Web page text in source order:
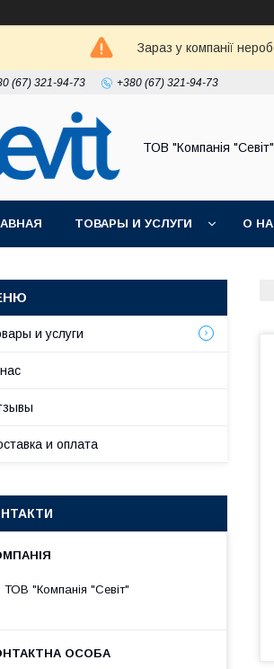
Зараз у компанії
(67) 321-94-73 +380 (67) 321-94-73
ТОВ "Компанія "Севіт"
ТОВАРЫ И УСЛУГИ О
и услуги
и оплата
ТОВ "Компанія "Севіт"